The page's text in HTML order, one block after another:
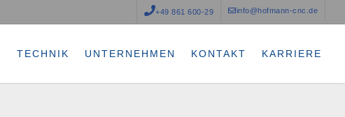
+49 861 600-29 info@hofmann-cnc.de
TECHNIK UNTERNEHMEN KONTAKT KARRIERE